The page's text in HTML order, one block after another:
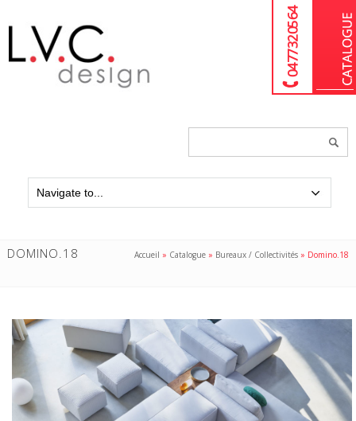
04 77 32 05 64
DOMINO.18 Accueil » Catalogue » Bureaux / Collectivités » Domino.18